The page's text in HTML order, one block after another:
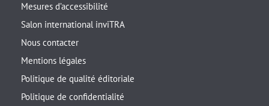
Mesures d’accessibilité
Salon international inviTRA
Nous contacter
Mentions légales
Politique de qualité éditoriale
Politique de confidentialité